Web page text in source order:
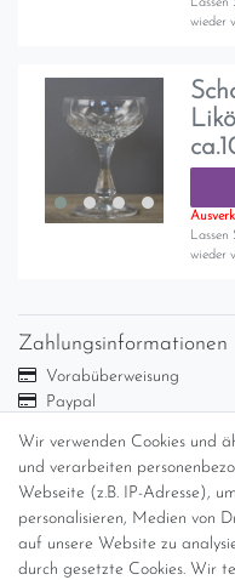
wieder
Lassen
wieder
Wir verwenden Cookies und
und verarbeiten
Webseite (z.B. IP-Adresse),
personalisieren, Medien von
auf unsere Website zu
durch gesetzte Cookies. Wir
Zahlungsinformationen
Vorabüberweisung
Paypal
Versandinformationen
Versand per GLS (6,90
(innerhalb Deutschlands)